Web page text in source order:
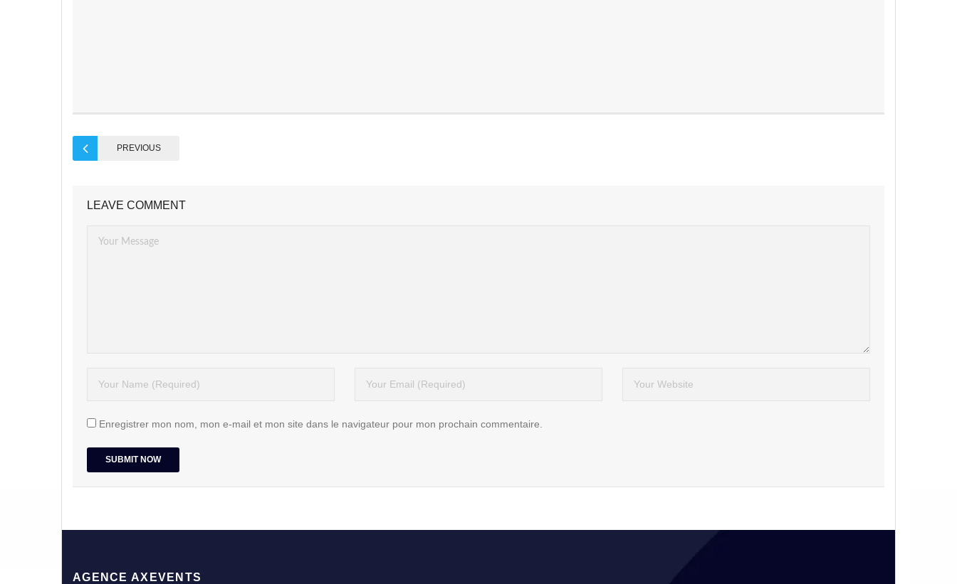
PREVIOUS
LEAVE COMMENT
Enregistrer mon nom, mon e-mail et mon site dans le navigateur pour mon prochain commentaire.
AGENCE AXEVENTS